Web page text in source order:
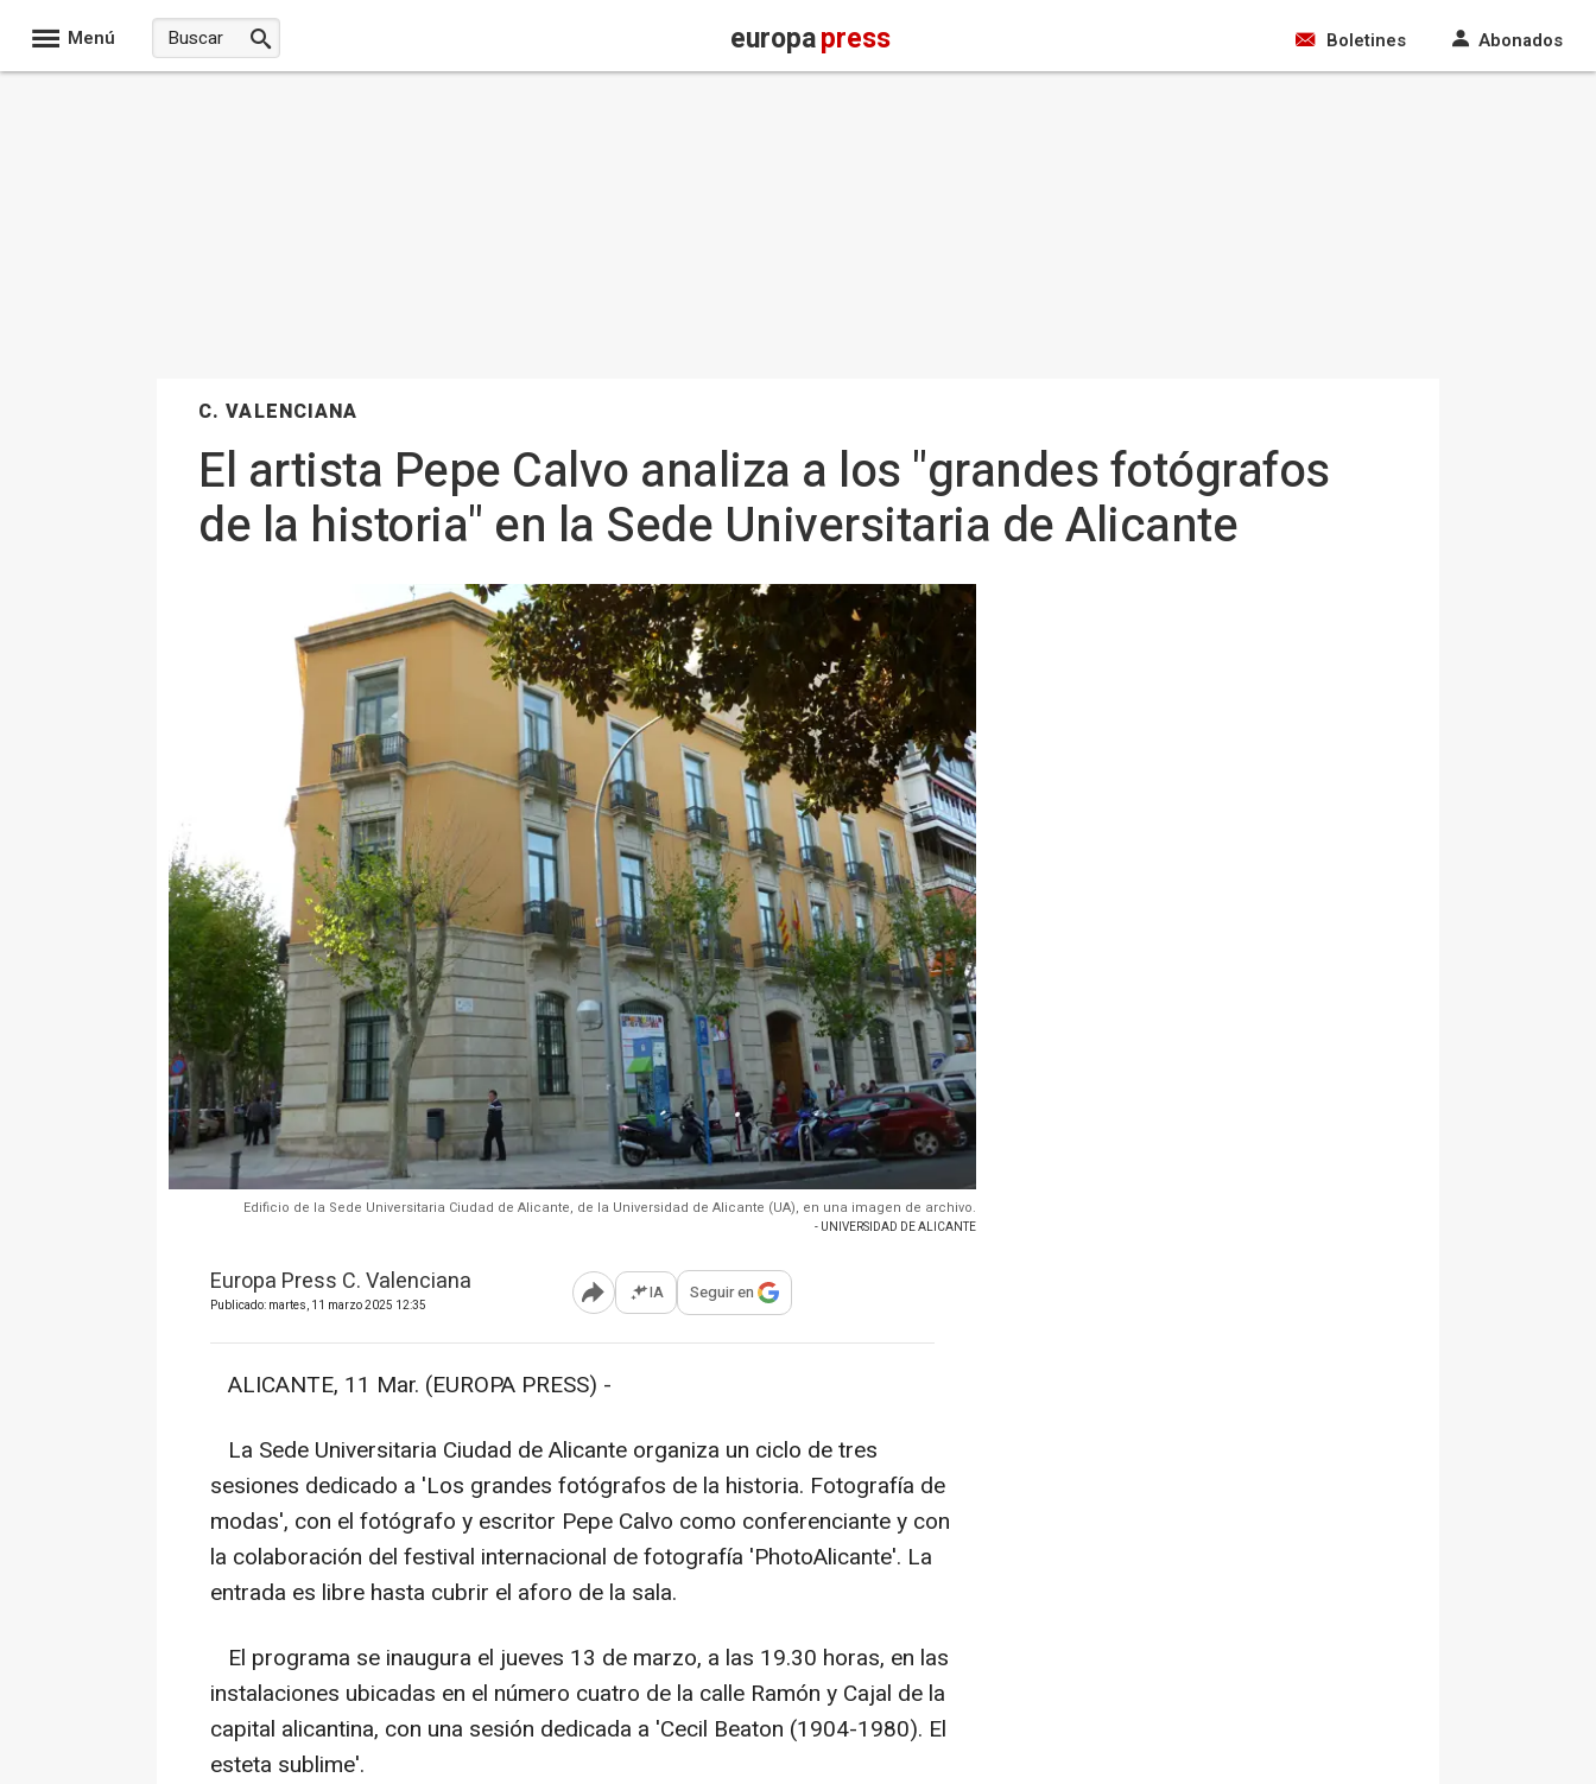
Menú europapress Boletines Abonados
C. VALENCIANA
El artista Pepe Calvo analiza a los "grandes fotógrafos
de la historia" en la Sede Universitaria de Alicante
Edificio de la Sede Universitaria Ciudad de Alicante, de la Universidad de Alicante (UA), en una imagen de archivo.
- UNIVERSIDAD DE ALICANTE
Europa Press C. Valenciana
Publicado: martes, 11 marzo 2025 12:35 Abrir opciones para compartir
IA Seguir en
ALICANTE, 11 Mar. (EUROPA PRESS) -
La Sede Universitaria Ciudad de Alicante organiza un ciclo de tres
sesiones dedicado a 'Los grandes fotógrafos de la historia. Fotografía de
modas', con el fotógrafo y escritor Pepe Calvo como conferenciante y con
la colaboración del festival internacional de fotografía 'PhotoAlicante'. La
entrada es libre hasta cubrir el aforo de la sala.
El programa se inaugura el jueves 13 de marzo, a las 19.30 horas, en las
instalaciones ubicadas en el número cuatro de la calle Ramón y Cajal de la
capital alicantina, con una sesión dedicada a 'Cecil Beaton (1904-1980). El
esteta sublime'.